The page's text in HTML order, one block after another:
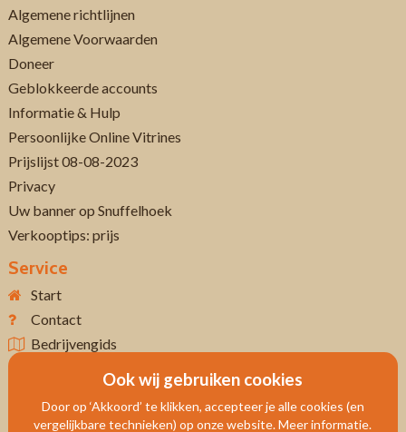
Algemene richtlijnen
Algemene Voorwaarden
Doneer
Geblokkeerde accounts
Informatie & Hulp
Persoonlijke Online Vitrines
Prijslijst 08-08-2023
Privacy
Uw banner op Snuffelhoek
Verkooptips: prijs
Service
Start
Contact
Bedrijvengids
Ook wij gebruiken cookies
Door op ‘Akkoord’ te klikken, accepteer je alle cookies (en
vergelijkbare technieken) op onze website. Meer informatie.